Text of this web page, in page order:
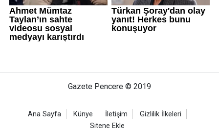
Gazete Pencere © 2019
Ana Sayfa Künye İletişim
Gizlilik İlkeleri
Sitene Ekle